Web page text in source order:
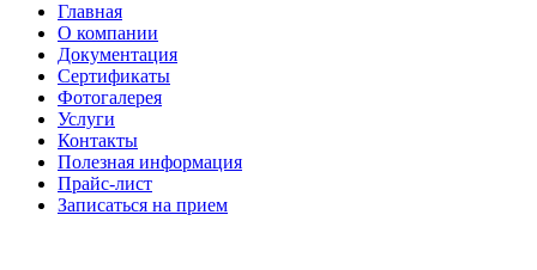
Главная
О компании
Документация
Сертификаты
Фотогалерея
Услуги
Контакты
Полезная информация
Прайс-лист
Записаться на прием